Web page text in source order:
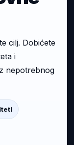
cilj. Dobićete
i
nepotrebnog